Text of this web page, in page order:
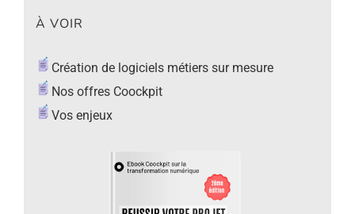
À VOIR
Création de logiciels métiers sur mesure
Nos offres Coockpit
Vos enjeux